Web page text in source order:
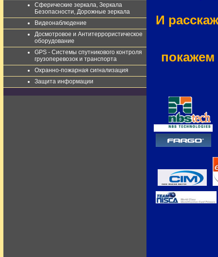
Сферические зеркала, Зеркала
Безопасности, Дорожные зеркала
Видеонаблюдение
Досмотровое и Антитеррористическое
оборудование
GPS - Системы спутникового контроля
грузоперевозок и транспорта
Охранно-пожарная сигнализация
Защита информации
И